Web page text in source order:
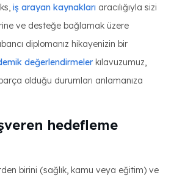
iş arayan kaynakları aracılığıyla sizi
ve desteğe bağlamak üzere
diplomanız hikayenizin bir
değerlendirmeler kılavuzumuz,
olduğu durumları anlamanıza
hedefleme
birini (sağlık, kamu veya eğitim) ve